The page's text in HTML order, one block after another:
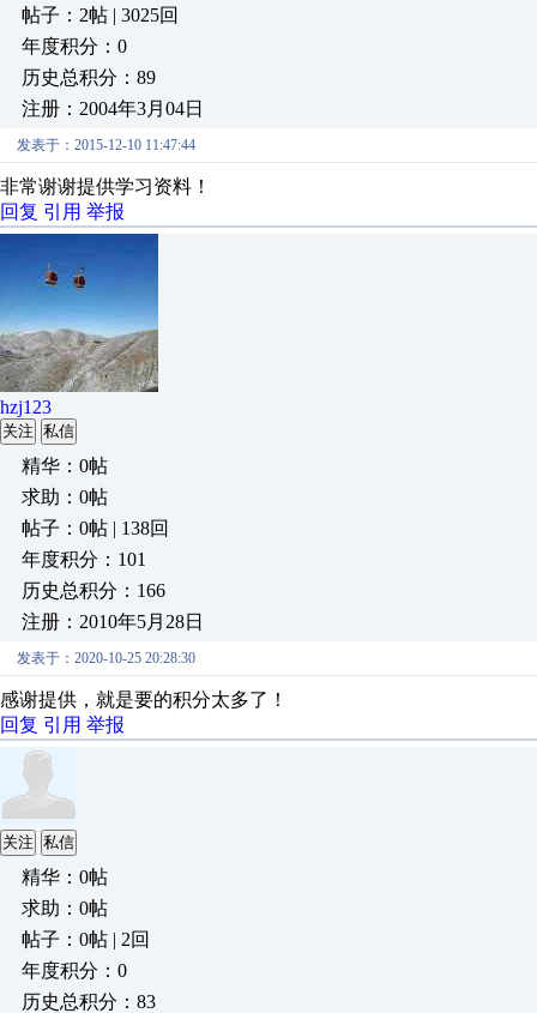
帖子：2帖 | 3025回
年度积分：0
历史总积分：89
注册：2004年3月04日
发表于：2015-12-10 11:47:44
非常谢谢提供学习资料！
回复 引用 举报
hzj123
关注 私信
精华：0帖
求助：0帖
帖子：0帖 | 138回
年度积分：101
历史总积分：166
注册：2010年5月28日
发表于：2020-10-25 20:28:30
感谢提供，就是要的积分太多了！
回复 引用 举报
关注 私信
精华：0帖
求助：0帖
帖子：0帖 | 2回
年度积分：0
历史总积分：83